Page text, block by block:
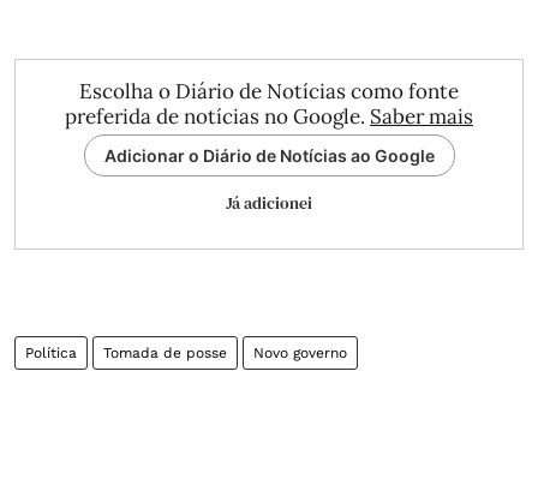
Escolha o Diário de Notícias como fonte
preferida de notícias no Google. Saber mais
Adicionar o Diário de Notícias ao Google
Já adicionei
Política Tomada de posse Novo governo